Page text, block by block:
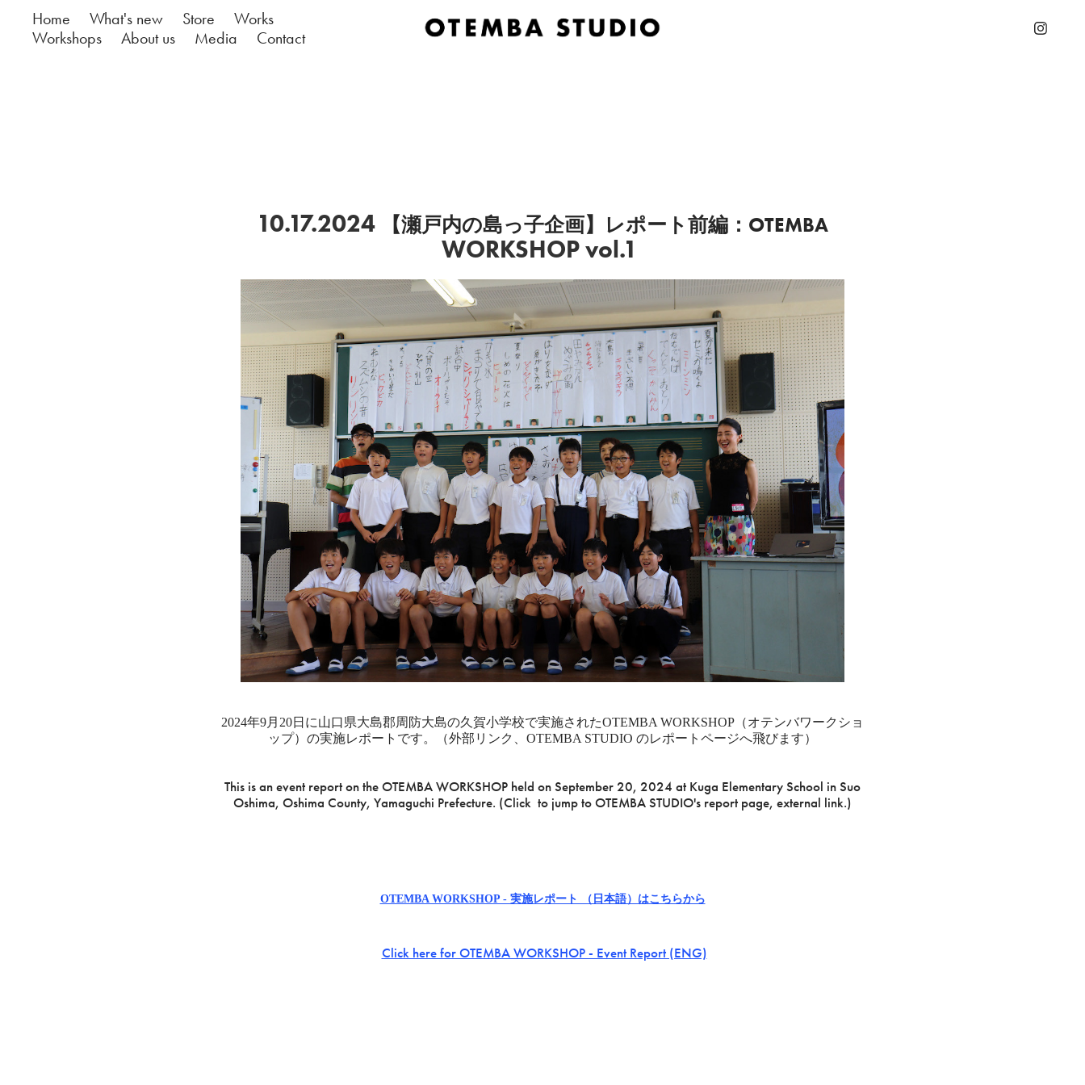
Home What's new Store
Works
Workshops
About us Media Contact
10.17.2024 【瀬戸内の島っ子企画】 レポート前編：OTEMBA
WORKSHOP vol.1
2024年9月20日に山口県大島郡周防大島の久賀小学校で実施されたOTEMBA WORKSHOP（オテンバワークショ
ップ）の実施レポートです。（外部リンク、OTEMBA STUDIO のレポートページへ飛びます）
This is an event report on the OTEMBA WORKSHOP held on September 20, 2024 at Kuga Elementary School in Suo
Oshima, Oshima County, Yamaguchi Prefecture. (Click to jump to OTEMBA STUDIO's report page, external link.)
OTEMBA WORKSHOP - 実施レポート （日本語）はこちらから
Click here for OTEMBA WORKSHOP - Event Report (ENG)